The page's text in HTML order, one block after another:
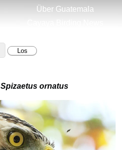
Über Guatemala
Spizaetus ornatus